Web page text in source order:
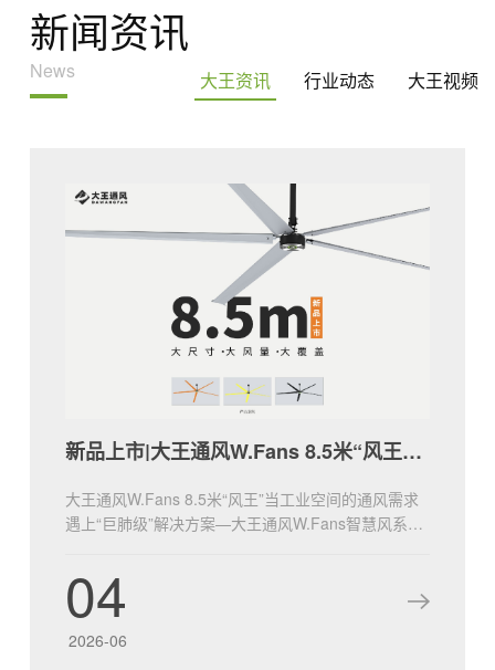
新闻资讯
News 大王资讯 行业动态 大王视频
新品上市|大王通风W.Fans 8.5米“风王”登场！
大王通风W.Fans 8.5米“风王”当工业空间的通风需求
遇上“巨肺级”解决方案—大王通风W.Fans智慧风系列
心，还是会展场馆、体育综合体，“风王”都将以“全覆
盖、强动力、低能耗”的绝对优势，为您的空间注入
“自然风级.....
04
2026-06